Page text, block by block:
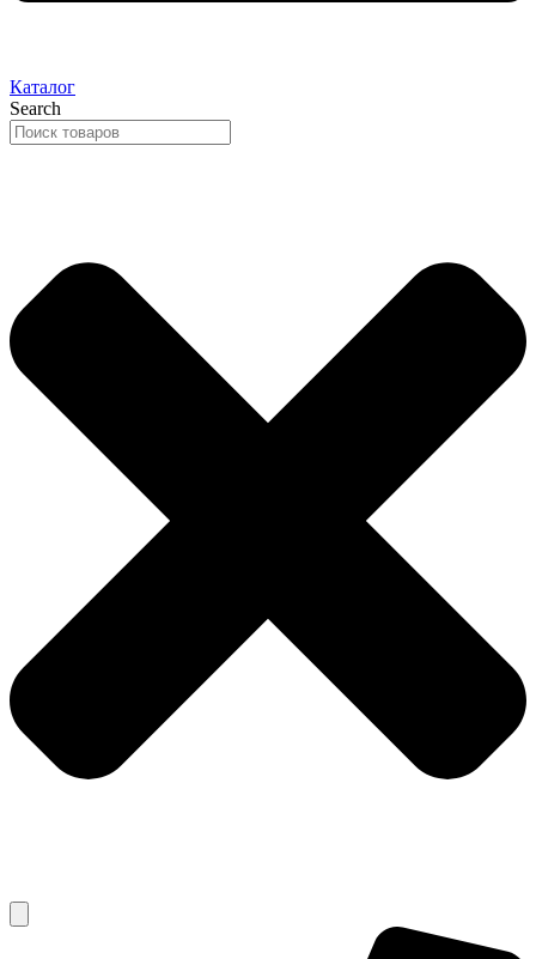
Каталог
Search